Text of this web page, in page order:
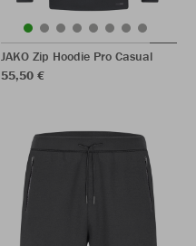
JAKO Zip Hoodie Pro Casual
55,50 €